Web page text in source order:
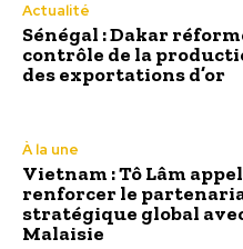
Actualité
Sénégal : Dakar
contrôle de la
des exportations d’or
À la une
Vietnam : Tô Lâm
renforcer le
stratégique global
Malaisie